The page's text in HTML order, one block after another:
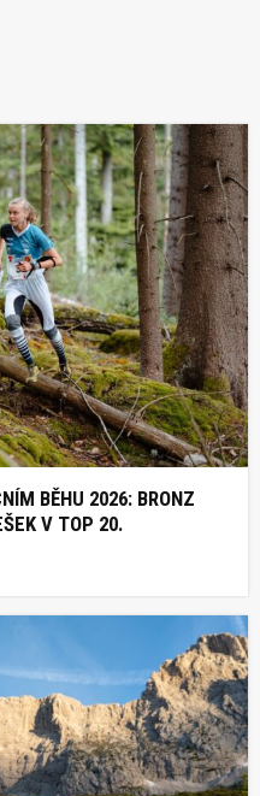
BĚHU 2026: BRONZ
V TOP 20.